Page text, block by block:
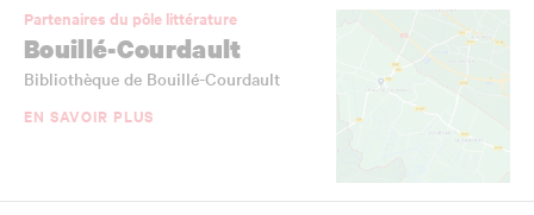
Partenaires du pôle littérature
Bouillé-Courdault
Bibliothèque de Bouillé-Courdault
EN SAVOIR PLUS